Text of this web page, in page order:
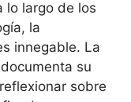
lo largo de los
la
innegable. La
su
sobre